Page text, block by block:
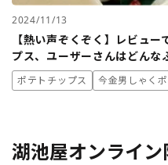
2024/11/13
【熱い声ぞくぞく】レビュ
プス、ユーザーさんはどんな
ポテトチップス 今金男しゃく
湖池屋オンライン